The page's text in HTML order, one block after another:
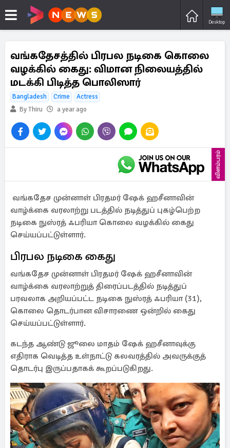
Desktop
வங்கதேசத்தில் பிரபல நடிகை கொலை
வழக்கில் கைது: விமான நிலையத்தில்
மடக்கி பிடித்த பொலிஸார்
Bangladesh Crime
Actress
By Thiru
a year ago
விளம்பரம்
வங்கதேச முன்னாள் பிரதமர் ஷேக் ஹசீனாவின்
வாழ்க்கை வரலாற்று படத்தில் நடித்துப் புகழ்பெற்ற
நடிகை நுஸ்ரத் ஃபரியா கொலை வழக்கில் கைது
செய்யப்பட்டுள்ளார்.
பிரபல நடிகை கைது
வங்கதேச முன்னாள் பிரதமர் ஷேக் ஹசீனாவின்
வாழ்க்கை வரலாற்றுத் திரைப்படத்தில் நடித்துப்
பரவலாக அறியப்பட்ட நடிகை நுஸ்ரத் ஃபரியா (31),
கொலை தொடர்பான விசாரணை ஒன்றில் கைது
செய்யப்பட்டுள்ளார்.
கடந்த ஆண்டு ஜூலை மாதம் ஷேக் ஹசீனாவுக்கு
எதிராக வெடித்த உள்நாட்டு கலவரத்தில் அவருக்குத்
தொடர்பு இருப்பதாகக் கூறப்படுகிறது.